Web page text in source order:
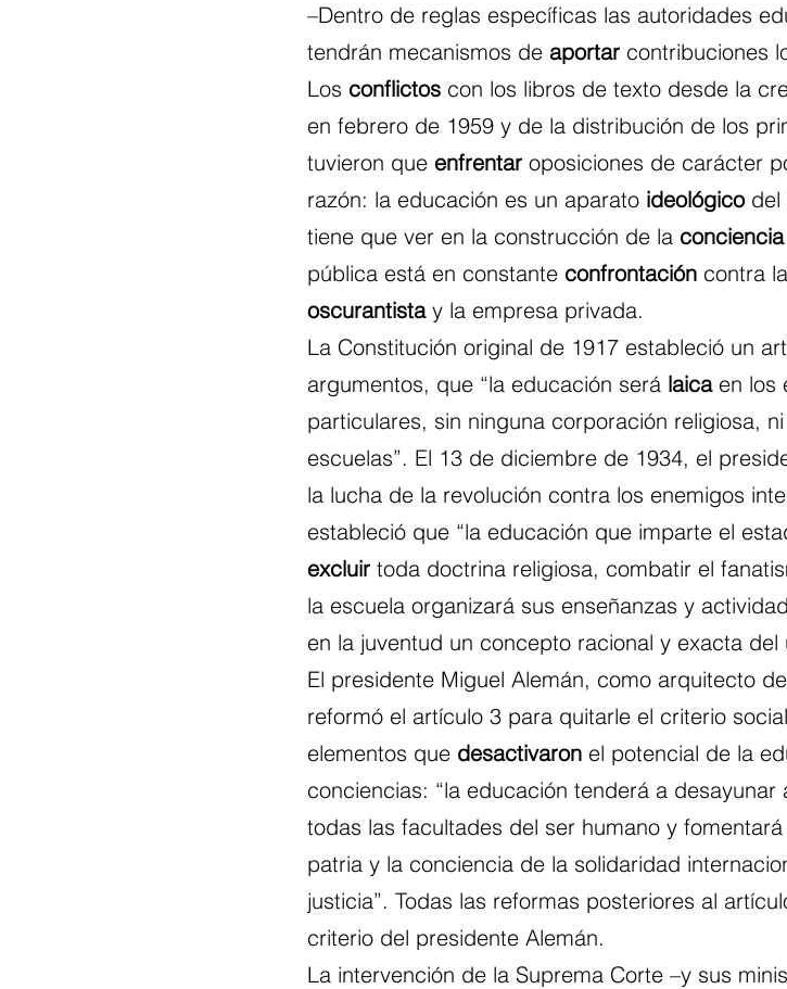
–Dentro de reglas específicas las autoridades
tendrán mecanismos de aportar contribuciones
Los conflictos con los libros de texto desde la
en febrero de 1959 y de la distribución de los
tuvieron que enfrentar oposiciones de carácter
razón: la educación es un aparato ideológico del
tiene que ver en la construcción de la conciencia
pública está en constante confrontación contra
oscurantista y la empresa privada.
La Constitución original de 1917 estableció un
argumentos, que “la educación será laica en los
particulares, sin ninguna corporación religiosa,
escuelas”. El 13 de diciembre de 1934, el
la lucha de la revolución contra los enemigos
estableció que “la educación que imparte el
excluir toda doctrina religiosa, combatir el
la escuela organizará sus enseñanzas y
en la juventud un concepto racional y exacta del
El presidente Miguel Alemán, como arquitecto
reformó el artículo 3 para quitarle el criterio
elementos que desactivaron el potencial de la
conciencias: “la educación tenderá a
todas las facultades del ser humano y
patria y la conciencia de la solidaridad
justicia”. Todas las reformas posteriores al
criterio del presidente Alemán.
La intervención de la Suprema Corte –y sus